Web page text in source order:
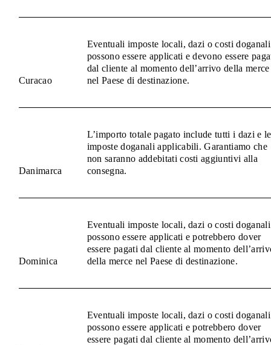
Curacao
Eventuali imposte locali, dazi o costi doganali
possono essere applicati e devono essere
dal cliente al momento dell’arrivo della merce
nel Paese di destinazione.
Danimarca
L’importo totale pagato include tutti i dazi e le
imposte doganali applicabili. Garantiamo che
non saranno addebitati costi aggiuntivi alla
consegna.
Dominica
Eventuali imposte locali, dazi o costi doganali
possono essere applicati e potrebbero dover
essere pagati dal cliente al momento
della merce nel Paese di destinazione.
Eventuali imposte locali, dazi o costi doganali
possono essere applicati e potrebbero dover
essere pagati dal cliente al momento